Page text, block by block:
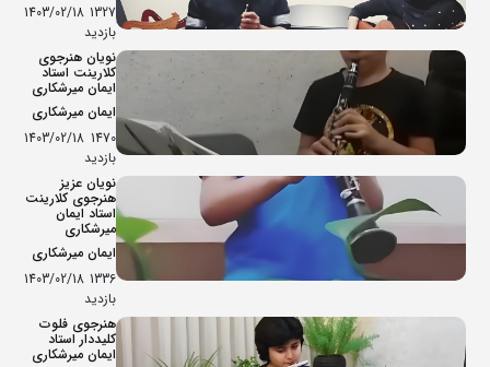
1327
بازدید
1403/02/18
نویان هنرجوی
کلارینت استاد
ایمان میرشکاری
ایمان میرشکاری
1470
بازدید
1403/02/18
نویان عزیز
هنرجوی کلارینت
استاد ایمان
میرشکاری
ایمان میرشکاری
1336
بازدید
1403/02/18
هنرجوی فلوت
کلیددار استاد
ایمان میرشکاری